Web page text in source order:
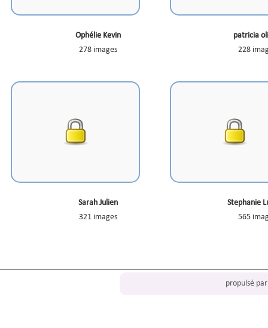
Ophélie Kevin
278 images
patricia
228
Sarah Julien
321 images
Stephanie
565
propulsé